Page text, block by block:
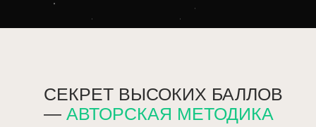
СЕКРЕТ ВЫСОКИХ БАЛЛОВ
— АВТОРСКАЯ МЕТОДИКА